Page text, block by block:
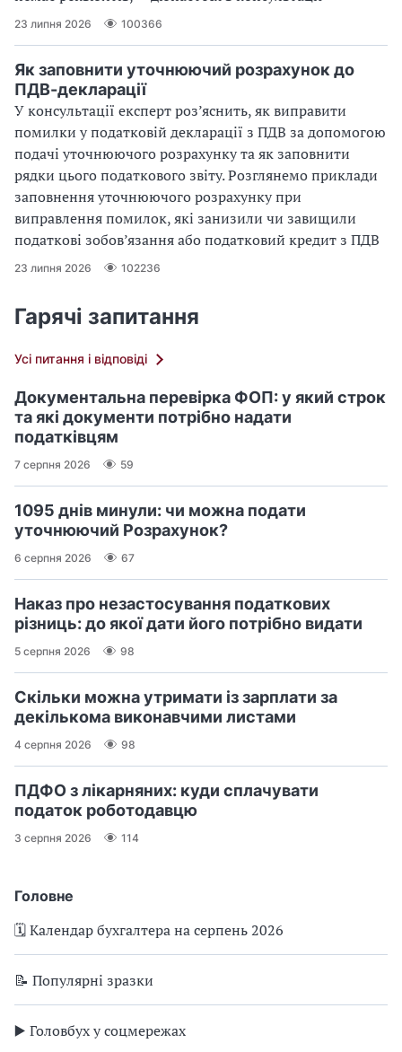
Головне
🗓️ Календар бухгалтера на серпень 2026
📝 Популярні зразки
▶️ Головбух у соцмережах
23 липня 2026 100366
Як заповнити уточнюючий розрахунок до
ПДВ-декларації
У консультації експерт роз’яснить, як виправити
помилки у податковій декларації з ПДВ за допомогою
подачі уточнюючого розрахунку та як заповнити
рядки цього податкового звіту. Розглянемо приклади
заповнення уточнюючого розрахунку при
виправлення помилок, які занизили чи завищили
податкові зобов’язання або податковий кредит з ПДВ
23 липня 2026 102236
Гарячі запитання
Усі питання і відповіді
Документальна перевірка ФОП: у який строк
та які документи потрібно надати
податківцям
7 серпня 2026 59
1095 днів минули: чи можна подати
уточнюючий Розрахунок?
6 серпня 2026 67
Наказ про незастосування податкових
різниць: до якої дати його потрібно видати
5 серпня 2026 98
Скільки можна утримати із зарплати за
декількома виконавчими листами
4 серпня 2026 98
ПДФО з лікарняних: куди сплачувати
податок роботодавцю
3 серпня 2026 114